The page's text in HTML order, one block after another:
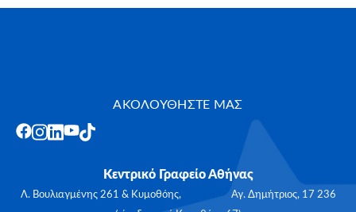
ΑΚΟΛΟΥΘΗΣΤΕ ΜΑΣ
Κεντρικό Γραφείο Αθήνας
Λ. Βουλιαγμένης 261 & Κυμοθόης, Αγ. Δημήτριος, 17 236